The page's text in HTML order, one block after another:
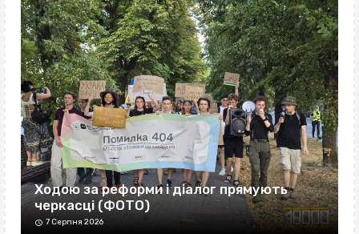
Ходою за реформи і діалог прямують
черкасці (ФОТО)
7 Серпня 2026